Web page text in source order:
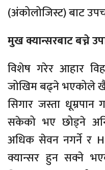
(अंकोलोजिस्ट) बाट
मुख क्यान्सरबाट बच्ने
विशेष गरेर आहार
जोखिम बढ्ने भएकोले
सिगार जस्ता धूम्रपान
सकेको भए छोड्ने
अधिक सेवन नगर्ने र
क्यान्सर हुन सक्ने